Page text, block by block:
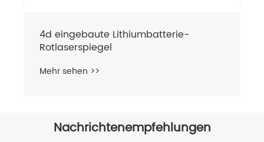
4d eingebaute Lithiumbatterie-
Rotlaserspiegel
Mehr sehen >>
Nachrichtenempfehlungen